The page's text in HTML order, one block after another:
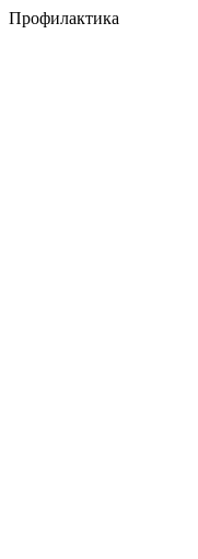
Профилактика